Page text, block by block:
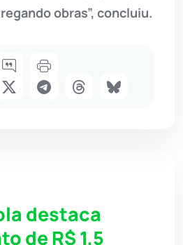
obras”, concluiu.
destaca
de R$ 1,5